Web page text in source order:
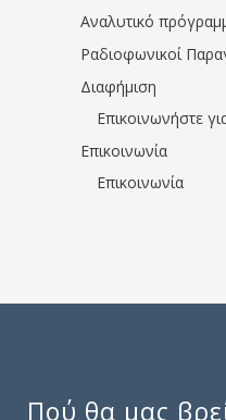
Αναλυτικό
Ραδιοφωνικοί
Διαφήμιση
Επικοινωνήστε
Επικοινωνία
Επικοινωνία
Πού θα μας